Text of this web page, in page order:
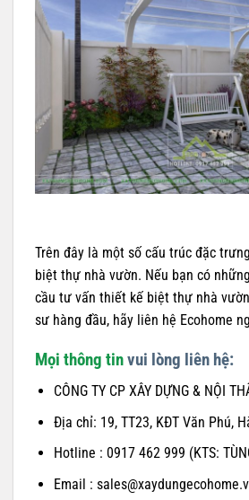
Trên đây là một số cấu trúc đặc
biệt thự nhà vườn. Nếu bạn có
cầu tư vấn thiết kế biệt thự nhà
sư hàng đầu, hãy liên hệ Ecohome
Mọi thông tinvui lòng liên hệ:
CÔNG TY CP XÂY DỰNG & NỘI
Địa chỉ: 19, TT23, KĐT Văn Phú,
Hotline : 0917 462 999 (KTS:
Email :